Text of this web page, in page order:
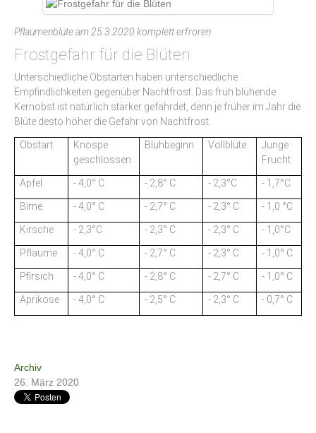
Pflaumenblüte am 25.3.2020 komplett erfroren
Frostgefahr für die Blüten
Unterschiedliche Obstarten haben unterschiedliche
Empfindlichkeiten gegenüber Nachtfrost. Das früh blühende
Kernobst ist natürlich stärker gefährdet, denn je früher im Jahr die
Blüte desto höher die Gefahr von Nachtfrost.
Obstart
Knospe
geschlossen
Blühbeginn Vollblüte
Junge
Frucht
Apfel - 4,0° C - 2,8° C - 2,3°C - 1,7°C
Birne - 4,0° C - 2,7° C - 2,3° C - 1,0 °C
Kirsche - 2,3°C - 2,3° C - 2,3° C - 1,0°C
Pflaume - 4,0° C - 2,7° C - 2,3° C - 1,0° C
Pfirsich - 4,0° C - 2,8° C - 2,7° C - 1,0° C
Aprikose - 4,0° C - 2,5° C - 2,3° C - 0,7° C
Archiv
26. März 2020